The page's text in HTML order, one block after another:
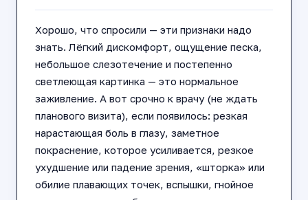
Хорошо, что спросили — эти признаки надо
знать. Лёгкий дискомфорт, ощущение песка,
небольшое слезотечение и постепенно
светлеющая картинка — это нормальное
заживление. А вот срочно к врачу (не ждать
планового визита), если появилось: резкая
нарастающая боль в глазу, заметное
покраснение, которое усиливается, резкое
ухудшение или падение зрения, «шторка» или
обилие плавающих точек, вспышки, гнойное